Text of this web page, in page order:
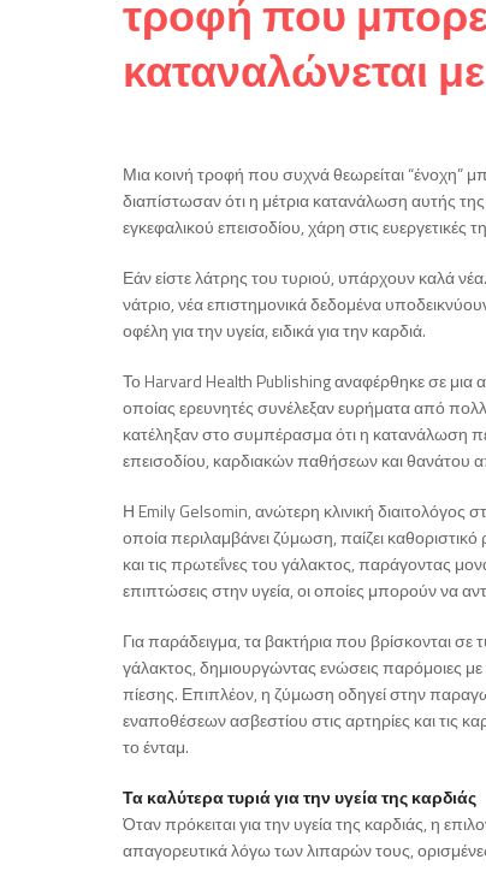
τροφή που
καταναλώνεται
Μια κοινή τροφή που συχνά θεωρείται “ένοχη”
διαπίστωσαν ότι η μέτρια κατανάλωση αυτής
εγκεφαλικού επεισοδίου, χάρη στις ευεργετικές
Εάν είστε λάτρης του τυριού, υπάρχουν καλά
νάτριο, νέα επιστημονικά δεδομένα
οφέλη για την υγεία, ειδικά για την καρδιά.
Το Harvard Health Publishing αναφέρθηκε σε
οποίας ερευνητές συνέλεξαν ευρήματα από
κατέληξαν στο συμπέρασμα ότι η κατανάλωση
επεισοδίου, καρδιακών παθήσεων και θανάτου
Η Emily Gelsomin, ανώτερη κλινική διαιτολόγος
οποία περιλαμβάνει ζύμωση, παίζει
και τις πρωτεΐνες του γάλακτος, παράγοντας
επιπτώσεις στην υγεία, οι οποίες μπορούν να
Για παράδειγμα, τα βακτήρια που βρίσκονται
γάλακτος, δημιουργώντας ενώσεις παρόμοιες
πίεσης. Επιπλέον, η ζύμωση οδηγεί στην
εναποθέσεων ασβεστίου στις αρτηρίες και τις
το ένταμ.
Τα καλύτερα τυριά για την υγεία της καρδιάς
Όταν πρόκειται για την υγεία της καρδιάς, η
απαγορευτικά λόγω των λιπαρών τους,